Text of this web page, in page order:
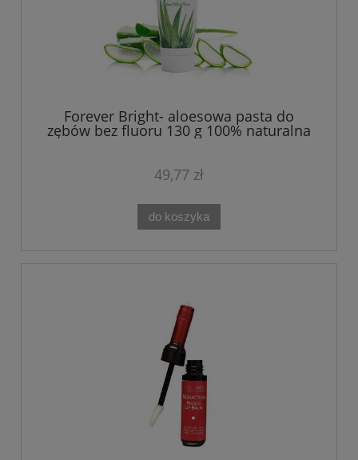
Forever Bright- aloesowa pasta do
zębów bez fluoru 130 g 100% naturalna
49,77 zł
do koszyka